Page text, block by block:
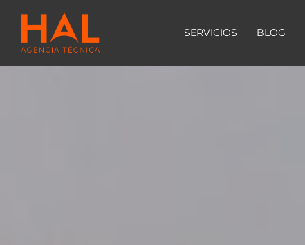
SERVICIOS BLOG